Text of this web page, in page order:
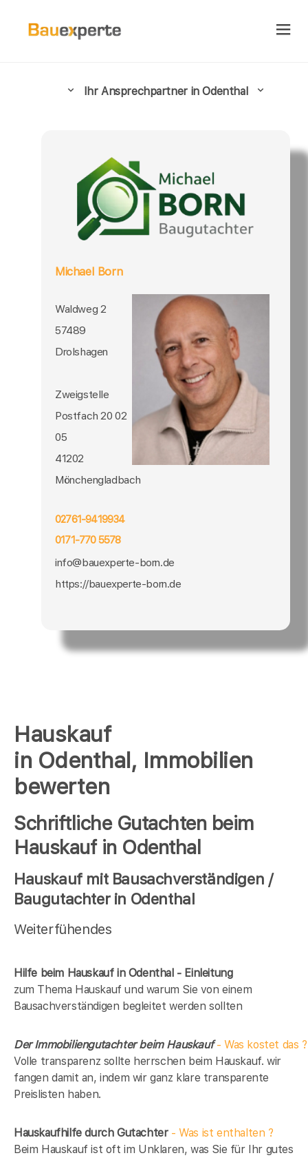
Hauskauf
in Odenthal, Immobilien
bewerten
Schriftliche Gutachten beim
Hauskauf in Odenthal
Hauskauf mit Bausachverständigen /
Baugutachter in Odenthal
Weiterfühendes
Hilfe beim Hauskauf in Odenthal - Einleitung
zum Thema Hauskauf und warum Sie von einem
Bausachverständigen begleitet werden sollten
Der Immobiliengutachter beim Hauskauf- Was kostet das ?
Volle transparenz sollte herrschen beim Hauskauf. wir
fangen damit an, indem wir ganz klare transparente
Preislisten haben.
Hauskaufhilfe durch Gutachter- Was ist enthalten ?
Beim Hauskauf ist oft im Unklaren, was Sie für Ihr gutes
Ihr Ansprechpartner in Odenthal
Michael Born
Waldweg 2
57489
Drolshagen
Zweigstelle
Postfach 20 02
05
41202
Mönchengladbach
02761-9419934
0171-770 5578
info@bauexperte-born.de
https://bauexperte-born.de